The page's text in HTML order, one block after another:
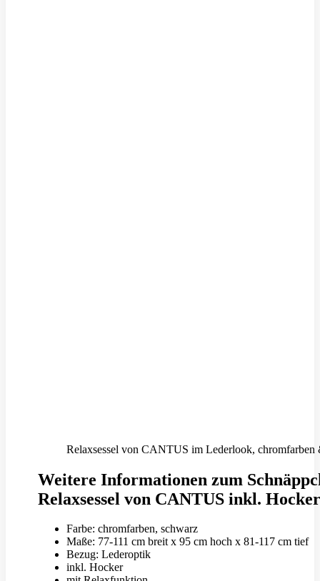
Relaxsessel von CANTUS im Lederlook, chromfarben
Weitere Informationen zum
Relaxsessel von CANTUS inkl. Hocker
Farbe: chromfarben, schwarz
Maße: 77-111 cm breit x 95 cm hoch x 81-117 cm tief
Bezug: Lederoptik
inkl. Hocker